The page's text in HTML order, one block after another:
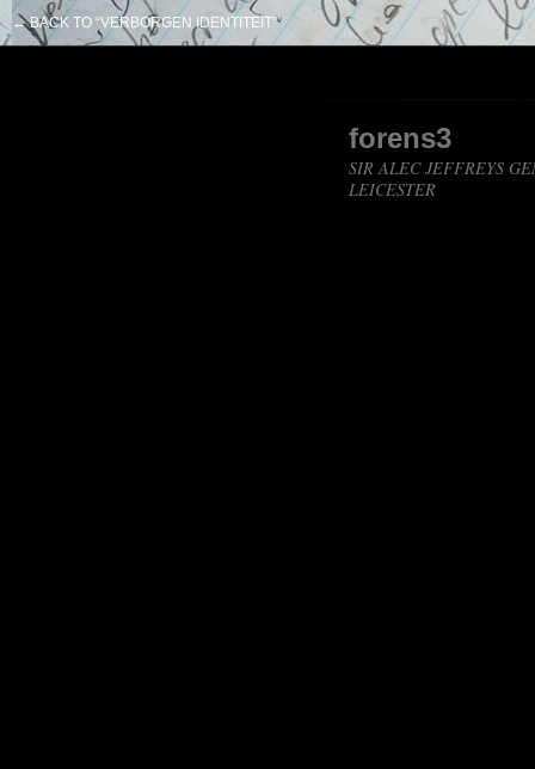
← BACK TO “VERBORGEN IDENTITEIT”
forens3
SIR ALEC JEFFREYS
LEICESTER